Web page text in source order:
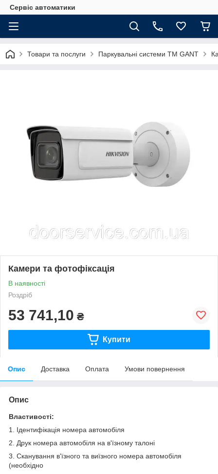
Сервіс автоматики
Товари та послуги Паркувальні системи ТМ GANT
Камери та фотофіксація
В наявності
Роздріб
53 741,10 ₴
Купити
Опис Доставка Оплата Умови повернення
Опис
Властивості:
1. Ідентифікація номера автомобіля
2. Друк номера автомобіля на в'їзному талоні
3. Сканування в'їзного та виїзного номера автомобіля
(необхідно